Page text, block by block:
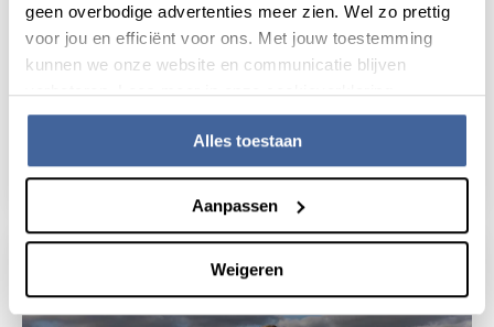
geen overbodige advertenties meer zien. Wel zo prettig
voor jou en efficiënt voor ons. Met jouw toestemming
kunnen we onze website en communicatie blijven
verbeteren. Lees meer in onze cookieverklaring.
Alles toestaan
Aanpassen
Weigeren
lees patiëntverhaalover lia: “heel bijzonder dat er